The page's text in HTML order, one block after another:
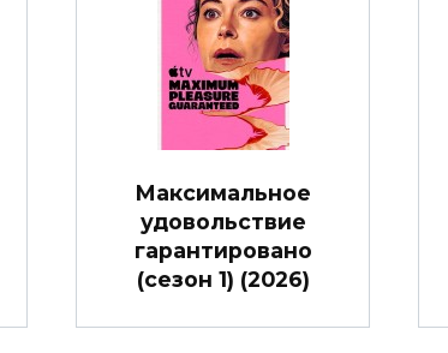
Максимальное
удовольствие
гарантировано
(сезон 1) (2026)